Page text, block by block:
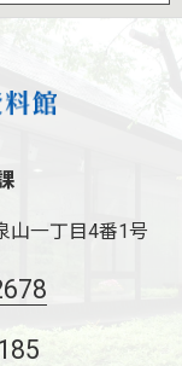
山一丁目4番1号